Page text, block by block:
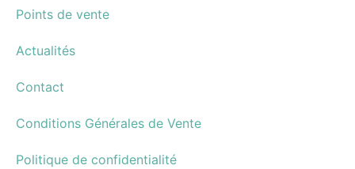
Points de vente
Actualités
Contact
Conditions Générales de Vente
Politique de confidentialité